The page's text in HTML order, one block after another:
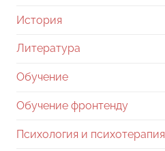
История
Литература
Обучение
Обучение фронтенду
Психология и психотерапия